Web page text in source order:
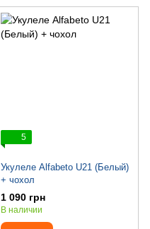
5
Укулеле Alfabeto U21 (Белый)
+ чохол
1 090 грн
В наличии